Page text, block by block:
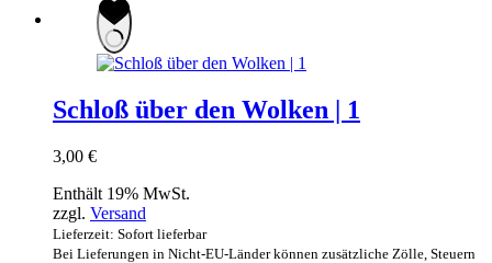
Schloß über den Wolken | 1
3,00 €
Enthält 19% MwSt.
zzgl. Versand
Lieferzeit: Sofort lieferbar
Bei Lieferungen in Nicht-EU-Länder können zusätzliche Zölle, Steuern